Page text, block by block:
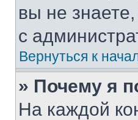
вы не
с
Вернуться к
» Почему я
На каждой